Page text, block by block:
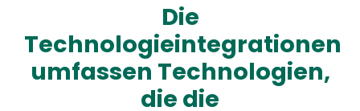
Die
Technologieintegrationen
umfassen Technologien,
die die